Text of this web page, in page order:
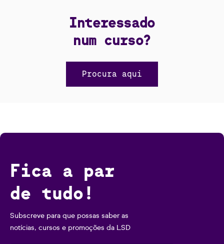
Interessado
num curso?
Procura aqui
Fica a par
de tudo!
Subscreve para que possas saber as
notícias, cursos e promoções da LSD